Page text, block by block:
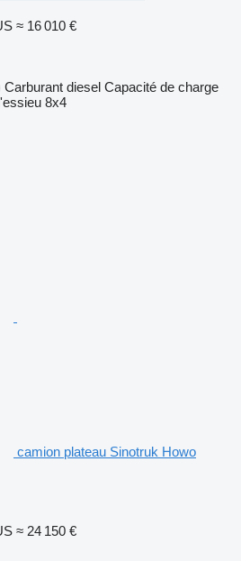
≈ 16 010 €
Carburant diesel Capacité de charge
8x4
camion plateau Sinotruk Howo
≈ 24 150 €